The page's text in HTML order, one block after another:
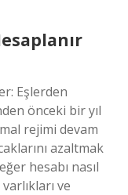
Eşlerden
önceki bir yıl
rejimi devam
azaltmak
hesabı nasıl
ve